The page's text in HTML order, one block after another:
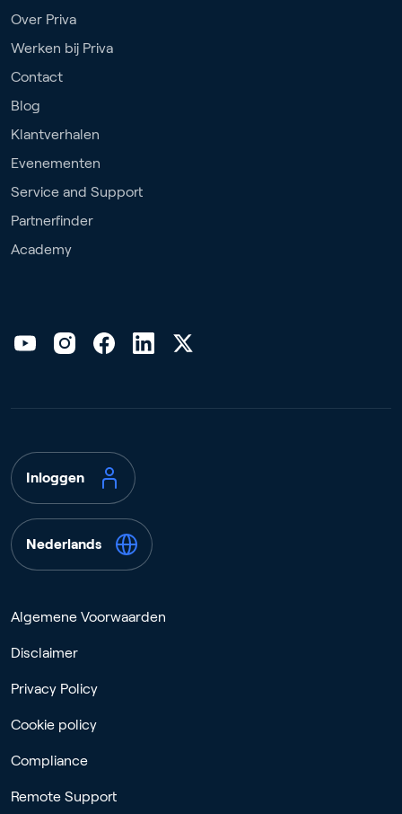
Over Priva
Werken bij Priva
Contact
Blog
Klantverhalen
Evenementen
Service and Support
Partnerfinder
Academy
Inloggen
Nederlands
Algemene Voorwaarden
Disclaimer
Privacy Policy
Cookie policy
Compliance
Remote Support